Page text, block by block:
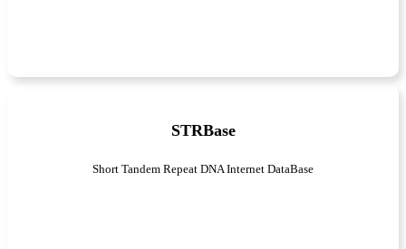
STRBase
Short Tandem Repeat DNA Internet DataBase